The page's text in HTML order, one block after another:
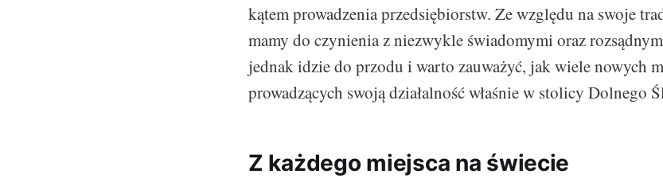
kątem prowadzenia przedsiębiorstw. Ze względu na swoje
mamy do czynienia z niezwykle świadomymi oraz
jednak idzie do przodu i warto zauważyć, jak wiele nowych
prowadzących swoją działalność właśnie w stolicy Dolnego
Z każdego miejsca na świecie